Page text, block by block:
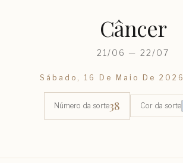
Câncer
21/06 — 22/07
Sábado, 16 De Maio De 2026
Número da sorte38 Cor da sorte